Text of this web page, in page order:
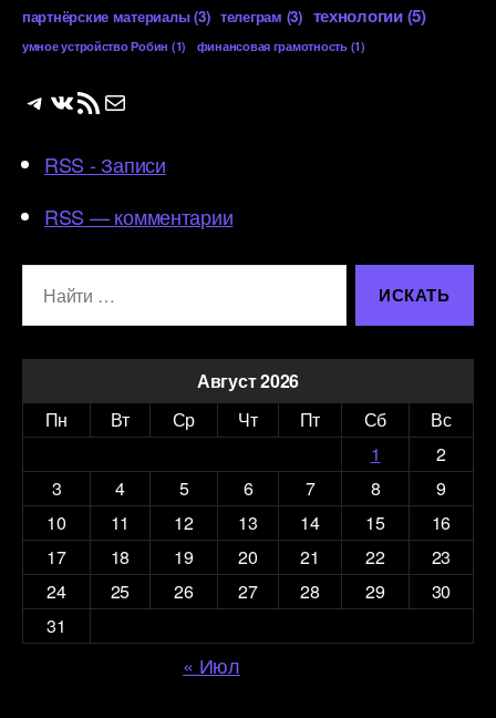
партнёрские материалы(3) телеграм (3) технологии(5)
умное устройство Робин (1) финансовая грамотность(1)
Telegram
ВКонтакте
RSS-лентаПочта
RSS - Записи
RSS — комментарии
Август 2026
Пн
Вт Ср Чт Пт Сб
Вс
1
2
3
4 5 6 7 8
9
10
11 12 13 14 15
16
17
18 19 20 21 22
23
24
25 26 27 28 29
30
31
« Июл